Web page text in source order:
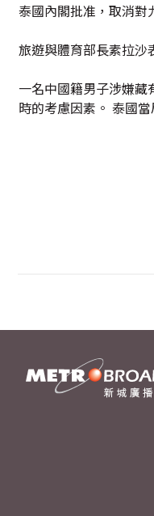
泰國內閣批准，取消對
旅遊與體育部長素拉沙
一名中國籍男子涉嫌
時的考慮因素。 泰國